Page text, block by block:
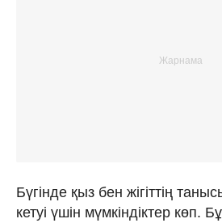
Бүгінде қыз бен жігіттің
кетуі үшін мүмкіндіктер көп.